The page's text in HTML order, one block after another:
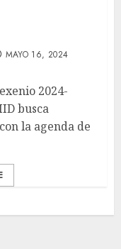
MAYO 16, 2024
2024-
busca
la agenda de